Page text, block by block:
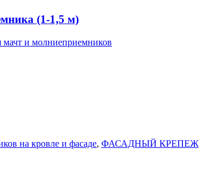
(1-1,5 м)
и молниеприемников
на кровле и фасаде, ФАСАДНЫЙ КРЕПЕЖ